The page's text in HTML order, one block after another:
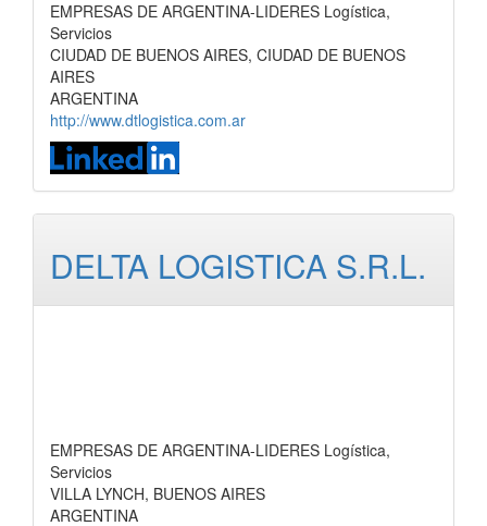
EMPRESAS DE ARGENTINA-LIDERES Logística,
Servicios
CIUDAD DE BUENOS AIRES, CIUDAD DE BUENOS
AIRES
ARGENTINA
http://www.dtlogistica.com.ar
DELTA LOGISTICA S.R.L.
EMPRESAS DE ARGENTINA-LIDERES Logística,
Servicios
VILLA LYNCH, BUENOS AIRES
ARGENTINA